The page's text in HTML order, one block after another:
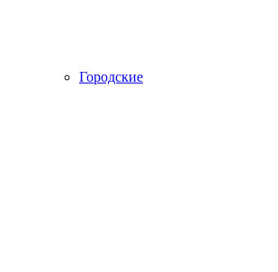
Городские